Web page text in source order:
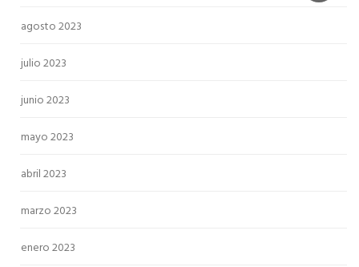
agosto 2023
julio 2023
junio 2023
mayo 2023
abril 2023
marzo 2023
enero 2023